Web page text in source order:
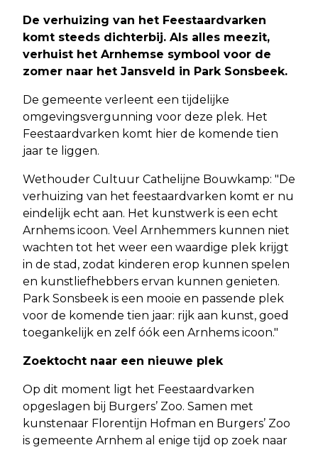
De verhuizing van het Feestaardvarken
komt steeds dichterbij. Als alles meezit,
verhuist het Arnhemse symbool voor de
zomer naar het Jansveld in Park Sonsbeek.
De gemeente verleent een tijdelijke
omgevingsvergunning voor deze plek. Het
Feestaardvarken komt hier de komende tien
jaar te liggen.
Wethouder Cultuur Cathelijne Bouwkamp: "De
verhuizing van het feestaardvarken komt er nu
eindelijk echt aan. Het kunstwerk is een echt
Arnhems icoon. Veel Arnhemmers kunnen niet
wachten tot het weer een waardige plek krijgt
in de stad, zodat kinderen erop kunnen spelen
en kunstliefhebbers ervan kunnen genieten.
Park Sonsbeek is een mooie en passende plek
voor de komende tien jaar: rijk aan kunst, goed
toegankelijk en zelf óók een Arnhems icoon."
Zoektocht naar een nieuwe plek
Op dit moment ligt het Feestaardvarken
opgeslagen bij Burgers’ Zoo. Samen met
kunstenaar Florentijn Hofman en Burgers’ Zoo
is gemeente Arnhem al enige tijd op zoek naar